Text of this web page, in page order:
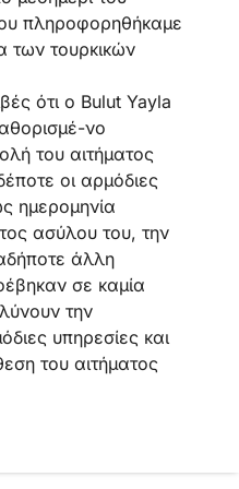
πληροφορηθήκαμε
των τουρκικών
ότι ο Bulut Yayla
νο
του αιτήματος
οι αρμόδιες
ημερομηνία
ασύλου του, την
άλλη
σε καμία
την
υπηρεσίες και
του αιτήματος